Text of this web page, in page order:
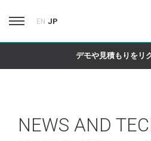
EN JP
デモや見積もりをリ
NEWS AND